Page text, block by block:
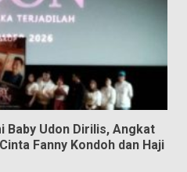
Udon Dirilis, Angkat
Fanny Kondoh dan Haji